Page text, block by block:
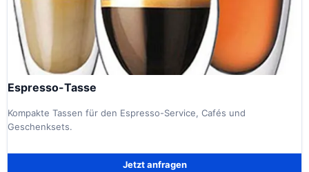
Espresso-Tasse
Kompakte Tassen für den Espresso-Service, Cafés und
Geschenksets.
Jetzt anfragen